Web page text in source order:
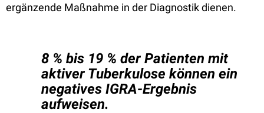
ergänzende Maßnahme in der Diagnostik dienen.
8 % bis 19 % der Patienten mit
aktiver Tuberkulose können ein
negatives IGRA-Ergebnis
aufweisen.